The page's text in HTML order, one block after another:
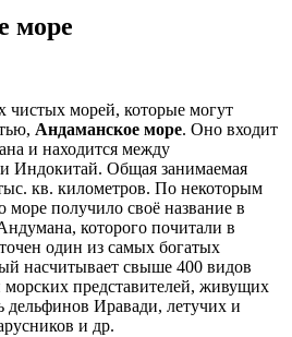
море
чистых морей, которые могут
Андаманское море. Оно входит
и находится между
Индокитай. Общая занимаемая
кв. километров. По некоторым
море получило своё название в
которого почитали в
один из самых богатых
насчитывает свыше 400 видов
представителей, живущих
дельфинов Иравади, летучих и
и др.